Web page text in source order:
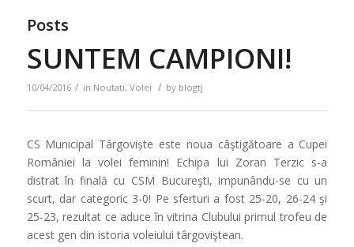
Posts
SUNTEM CAMPIONI!
10/04/2016 / in Noutati, Volei / by blogtj
CS Municipal Târgoviște este noua câştigătoare a Cupei
României la volei feminin! Echipa lui Zoran Terzic s-a
distrat în finală cu CSM Bucureşti, impunându-se cu un
scurt, dar categoric 3-0! Pe sferturi a fost 25-20, 26-24 şi
25-23, rezultat ce aduce în vitrina Clubului primul trofeu de
acest gen din istoria voleiului târgoviştean.